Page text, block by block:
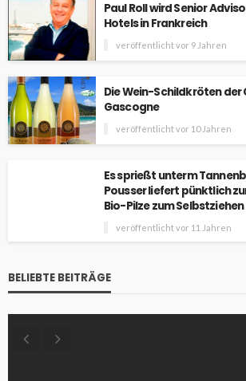
Paul Roll wird Senior
Hotels in Frankreich
veröffentlicht vor 9 Jahren
Die Wein-Schildkröten der
Gascogne
veröffentlicht vor 10 Jahren
Es sprießt unterm
Pousser liefert pünktlich
Bio-Pilze zum Selbstziehen
veröffentlicht vor 11 Jahren
BELIEBTE BEITRÄGE